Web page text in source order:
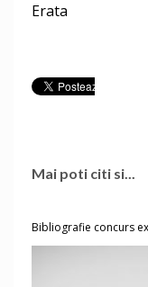
Erata
Mai poti citi si...
Bibliografie concurs